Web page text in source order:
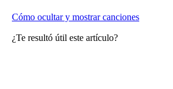
Cómo ocultar y mostrar canciones
¿Te resultó útil este artículo?